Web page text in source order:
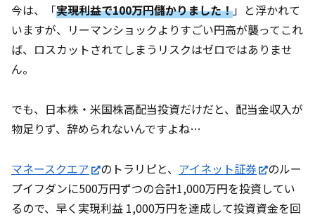
今は、「実現利益で100万円儲かりました！」と浮かれて
いますが、リーマンショックよりすごい円高が襲ってこれ
ば、ロスカットされてしまうリスクはゼロではありませ
ん。
でも、日本株・米国株高配当投資だけだと、配当金収入が
物足りず、辞められないんですよね…
マネースクエア のトラリピと、 アイネット証券
のルー
プイフダンに500万円ずつの合計1,000万円を投資してい
るので、早く実現利益 1,000万円を達成して投資資金を回